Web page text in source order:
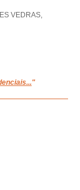
VEDRAS,
"